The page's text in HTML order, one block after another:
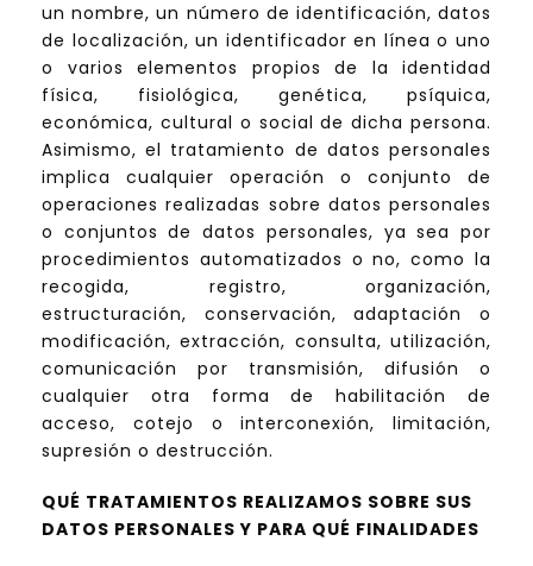
un nombre, un número de identificación, datos
de localización, un identificador en línea o uno
o varios elementos propios de la identidad
física, fisiológica, genética, psíquica,
económica, cultural o social de dicha persona.
Asimismo, el tratamiento de datos personales
implica cualquier operación o conjunto de
operaciones realizadas sobre datos personales
o conjuntos de datos personales, ya sea por
procedimientos automatizados o no, como la
recogida, registro, organización,
estructuración, conservación, adaptación o
modificación, extracción, consulta, utilización,
comunicación por transmisión, difusión o
cualquier otra forma de habilitación de
acceso, cotejo o interconexión, limitación,
supresión o destrucción.
QUÉ TRATAMIENTOS REALIZAMOS SOBRE SUS
DATOS PERSONALES Y PARA QUÉ FINALIDADES